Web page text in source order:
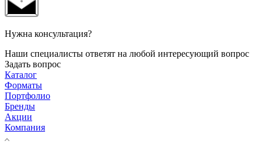
Нужна консультация?
Наши специалисты ответят на любой интересующий вопрос
Задать вопрос
Каталог
Форматы
Портфолио
Бренды
Акции
Компания